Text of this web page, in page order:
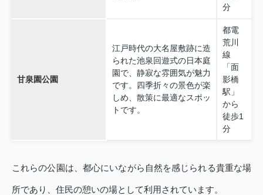
分
甘泉園公園
江戸時代の大名屋敷跡に造
られた池泉回遊式の日本庭
園で、静寂な雰囲気が魅力
です。四季折々の景色が楽
しめ、散策に最適なスポッ
トです。
都電
荒川
線
「面
影橋
駅」
から
徒歩1
分
これらの公園は、都心にいながら自然を感じられる貴重な場
所であり、住民の憩いの場として利用されています。